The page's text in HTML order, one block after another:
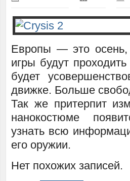
Европы — это осень,
игры будут
будет
движке. Больше
Так же притерпит
нанокостюме
узнать всю
его оружии.
Нет похожих записей.